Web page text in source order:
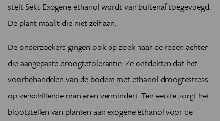
stelt Seki. Exogene ethanol wordt van buitenaf toegevoegd.
De plant maakt die niet zelf aan.
De onderzoekers gingen ook op zoek naar de reden achter
die aangepaste droogtetolerantie. Ze ontdekten dat het
voorbehandelen van de bodem met ethanol droogtestress
op verschillende manieren vermindert. Ten eerste zorgt het
blootstellen van planten aan exogene ethanol voor de